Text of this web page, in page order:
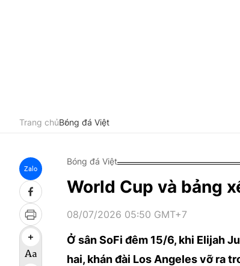
Trang chủBóng đá Việt
Zalo
Bóng đá Việt
World Cup và bảng
08/07/2026 05:50 GMT+7
Ở sân SoFi đêm 15/6, khi Elijah
hai, khán đài Los Angeles vỡ ra